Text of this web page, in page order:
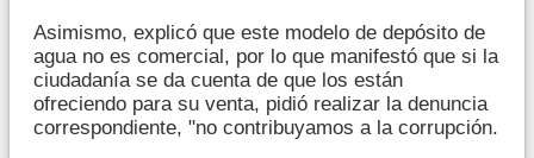
Asimismo, explicó que este modelo de depósito de
agua no es comercial, por lo que manifestó que si la
ciudadanía se da cuenta de que los están
ofreciendo para su venta, pidió realizar la denuncia
correspondiente, "no contribuyamos a la corrupción.